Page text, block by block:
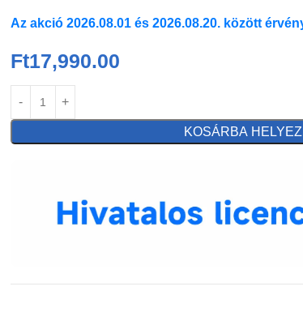
Az akció 2026.08.01 és 2026.08.20. között
Ft17,990.00
KOSÁRBA